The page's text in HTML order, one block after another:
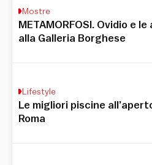
Mostre
METAMORFOSI. Ovidio e
alla Galleria Borghese
Lifestyle
Le migliori piscine
Roma